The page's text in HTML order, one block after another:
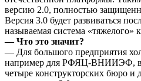
версию 2.0, полностью
Версия 3.0 будет развиваться
называемая система «тяжелого»
— Что это значит?
— Для большого предприятия
например для РФЯЦ-ВНИИЭФ, в
четыре конструкторских бюро